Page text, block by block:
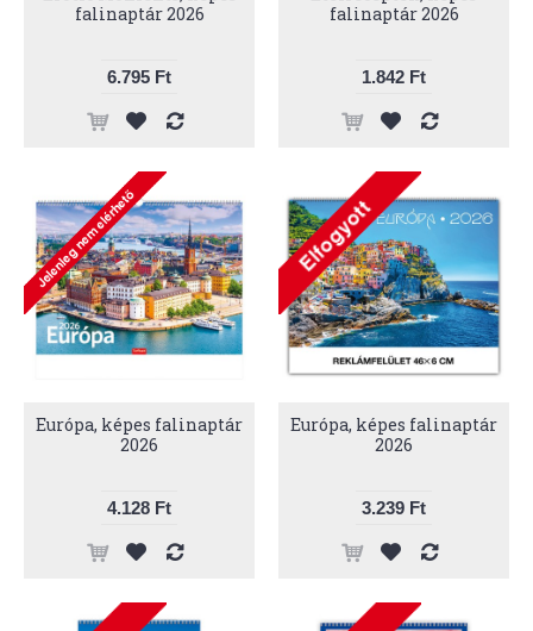
falinaptár 2026
6.795 Ft
falinaptár 2026
1.842 Ft
Európa, képes falinaptár
2026
4.128 Ft
Európa, képes falinaptár
2026
3.239 Ft